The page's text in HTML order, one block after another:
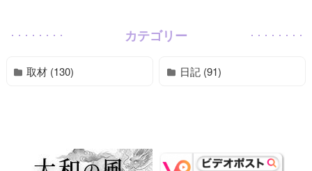
カテゴリー
取材 (130) 日記 (91)